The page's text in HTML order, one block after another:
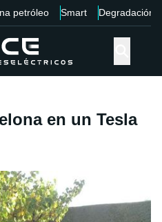
petróleo Smart Degradación
en un Tesla